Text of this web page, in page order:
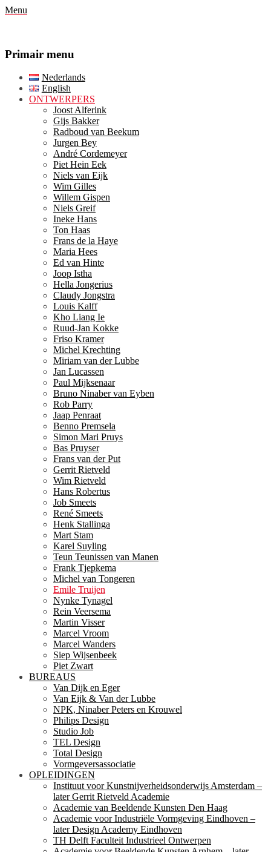
Menu
Primair menu
naar
Nederlands
English
ONTWERPERS
Joost Alferink
Gijs Bakker
Radboud van Beekum
Jurgen Bey
André Cordemeyer
Piet Hein Eek
Niels van Eijk
Wim Gilles
Willem Gispen
Niels Greif
Ineke Hans
Ton Haas
Frans de la Haye
Maria Hees
Ed van Hinte
Joop Istha
Hella Jongerius
Claudy Jongstra
Louis Kalff
Kho Liang Ie
Ruud-Jan Kokke
Friso Kramer
Michel Krechting
Miriam van der Lubbe
Jan Lucassen
Paul Mijksenaar
Bruno Ninaber van Eyben
Rob Parry
Jaap Penraat
Benno Premsela
Simon Mari Pruys
Bas Pruyser
Frans van der Put
Gerrit Rietveld
Wim Rietveld
Hans Robertus
Job Smeets
René Smeets
Henk Stallinga
Mart Stam
Karel Suyling
Teun Teunissen van Manen
Frank Tjepkema
Michel van Tongeren
Emile Truijen
Nynke Tynagel
Rein Veersema
Martin Visser
Marcel Vroom
Marcel Wanders
Siep Wijsenbeek
Piet Zwart
BUREAUS
Van Dijk en Eger
Van Eijk & Van der Lubbe
NPK, Ninaber Peters en Krouwel
Philips Design
Studio Job
TEL Design
Total Design
Vormgeversassociatie
OPLEIDINGEN
Instituut voor Kunstnijverheidsonderwijs Amsterdam –
later Gerrit Rietveld Academie
Academie van Beeldende Kunsten Den Haag
Academie voor Industriële Vormgeving Eindhoven –
later Design Academy Eindhoven
TH Delft Faculteit Industrieel Ontwerpen